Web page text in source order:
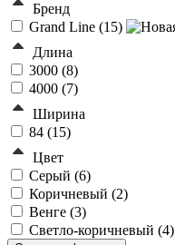
Бренд
Grand Line (15)
Длина
3000 (8)
4000 (7)
Ширина
84 (15)
Цвет
Серый (6)
Коричневый (2)
Венге (3)
Светло-коричневый (4)